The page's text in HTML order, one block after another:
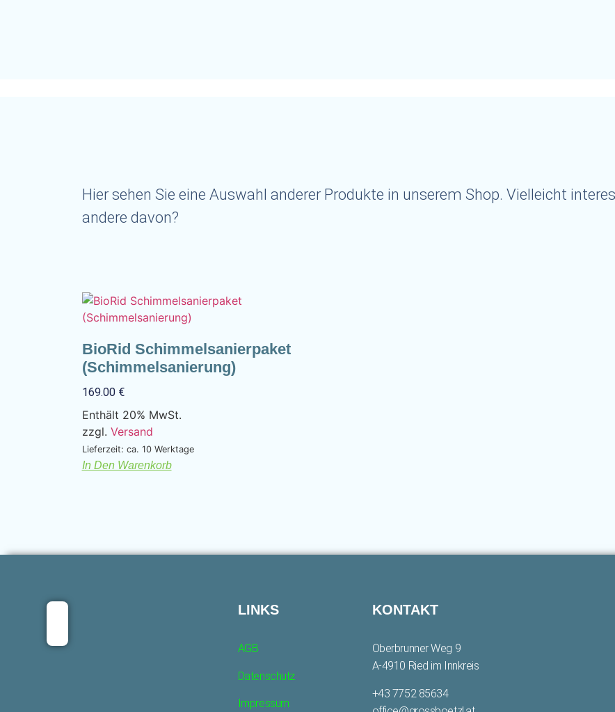
Hier sehen Sie eine Auswahl anderer Produkte in unserem Shop. Vielleicht
andere davon?
BioRid Schimmelsanierpaket
(Schimmelsanierung)
169.00 €
Enthält 20% MwSt.
zzgl. Versand
Lieferzeit: ca. 10 Werktage
In Den Warenkorb
LINKS
AGB
Datenschutz
Impressum
KONTAKT
Oberbrunner Weg 9
A-4910 Ried im Innkreis
+43 7752 85634